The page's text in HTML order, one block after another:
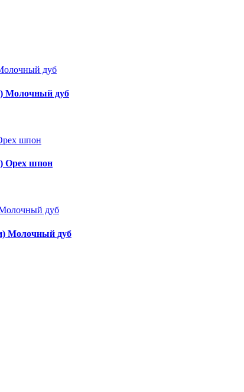
Молочный дуб
Орех шпон
Молочный дуб